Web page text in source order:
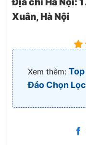
Xuân, Hà Nội
Xem thêm:
Đáo Chọn Lọc